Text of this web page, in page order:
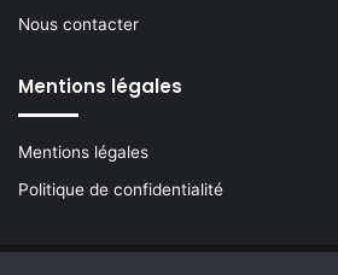
Nous contacter
Mentions légales
Mentions légales
Politique de confidentialité